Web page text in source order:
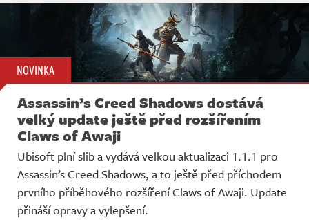
NOVINKA
Assassin’s Creed Shadows dostává
velký update ještě před rozšířením
Claws of Awaji
Ubisoft plní slib a vydává velkou aktualizaci 1.1.1 pro
Assassin’s Creed Shadows, a to ještě před příchodem
prvního příběhového rozšíření Claws of Awaji. Update
přináší opravy a vylepšení.